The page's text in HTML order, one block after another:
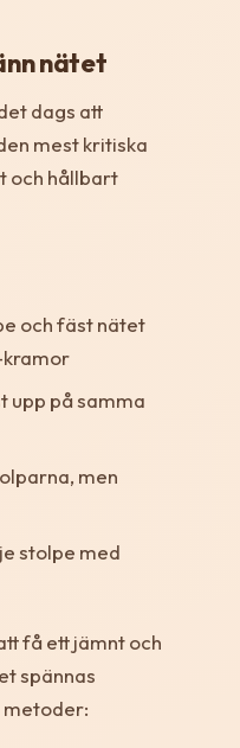
nätet
dags att
mest kritiska
och hållbart
och fäst nätet
kramor
upp på samma
men
stolpe med
få ett jämnt och
spännas
metoder: